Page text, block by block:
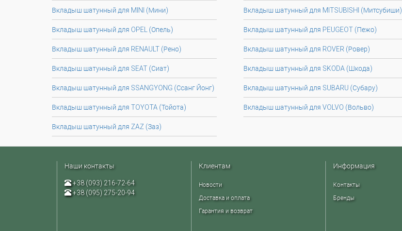
Вкладыш шатунный для MINI (Мини) Вкладыш шатунный для MITSUBISHI (Митсубиши)
Вкладыш шатунный для OPEL (Опель) Вкладыш шатунный для PEUGEOT (Пежо)
Вкладыш шатунный для RENAULT (Рено) Вкладыш шатунный для ROVER (Ровер)
Вкладыш шатунный для SEAT (Сиат) Вкладыш шатунный для SKODA (Шкода)
Вкладыш шатунный для SSANGYONG (Ссанг Йонг) Вкладыш шатунный для SUBARU (Субару)
Вкладыш шатунный для TOYOTA (Тойота) Вкладыш шатунный для VOLVO (Вольво)
Вкладыш шатунный для ZAZ (Заз)
Наши контакты
+38 (093) 216-72-64
+38 (095) 275-20-94
Клиентам
Новости
Доставка и оплата
Гарантия и возврат
Информация
Контакты
Бренды